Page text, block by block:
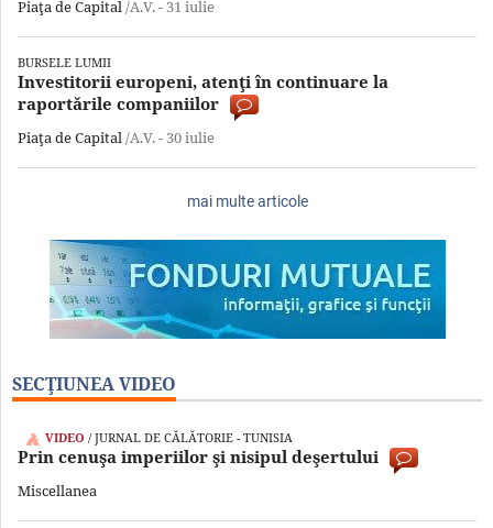
Piaţa de Capital/A.V. - 31 iulie
BURSELE LUMII
Investitorii europeni, atenţi în continuare la
raportările companiilor
Piaţa de Capital/A.V. - 30 iulie
mai multe articole
SECŢIUNEA VIDEO
VIDEO / JURNAL DE CĂLĂTORIE - TUNISIA
Prin cenuşa imperiilor şi nisipul deşertului
Miscellanea